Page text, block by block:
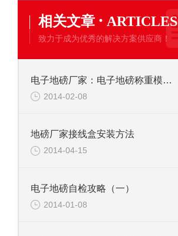
相关文章 · ARTICLES
致力于成为优秀的解决方案供应商！
电子地磅厂家：电子地磅称重模块不便之处
2014-02-08
地磅厂家接线盒安装方法
2014-04-15
电子地磅自检攻略（一）
2014-01-08